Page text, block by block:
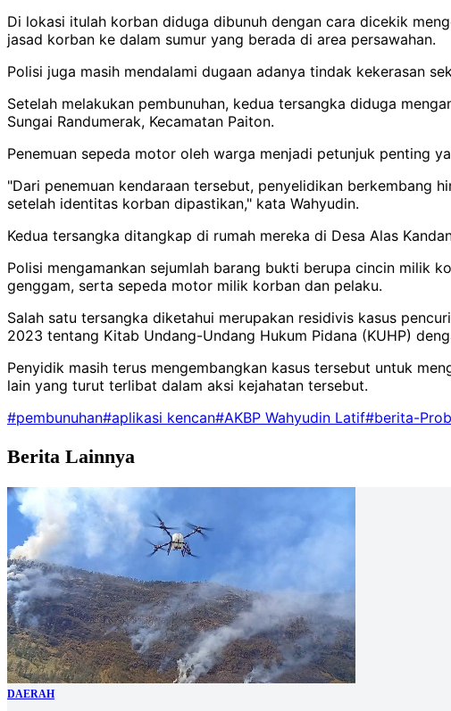
Di lokasi itulah korban diduga dibunuh dengan cara dicekik
jasad korban ke dalam sumur yang berada di area persawahan.
Polisi juga masih mendalami dugaan adanya tindak kekerasan
Setelah melakukan pembunuhan, kedua tersangka diduga
Sungai Randumerak, Kecamatan Paiton.
Penemuan sepeda motor oleh warga menjadi petunjuk penting
"Dari penemuan kendaraan tersebut, penyelidikan berkembang
setelah identitas korban dipastikan," kata Wahyudin.
Kedua tersangka ditangkap di rumah mereka di Desa Alas
Polisi mengamankan sejumlah barang bukti berupa cincin milik
genggam, serta sepeda motor milik korban dan pelaku.
Salah satu tersangka diketahui merupakan residivis kasus
2023 tentang Kitab Undang-Undang Hukum Pidana (KUHP)
Penyidik masih terus mengembangkan kasus tersebut untuk
lain yang turut terlibat dalam aksi kejahatan tersebut.
#pembunuhan#aplikasi kencan#AKBP Wahyudin Latif#berita-
Berita Lainnya
DAERAH